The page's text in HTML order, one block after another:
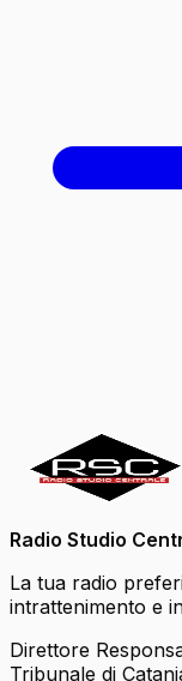
Radio Studio
La tua radio
intrattenimento e
Direttore
Tribunale di